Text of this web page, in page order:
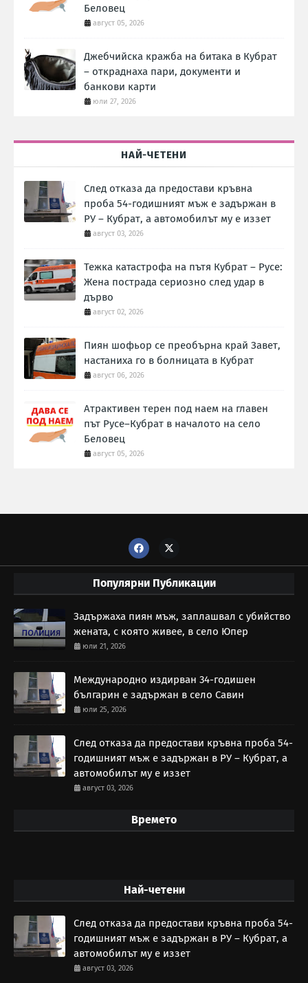
Беловец
август 05, 2026
Джебчийска кражба на битака в Кубрат
– откраднаха пари, документи и
банкови карти
юли 27, 2026
НАЙ-ЧЕТЕНИ
След отказа да предостави кръвна
проба 54-годишният мъж е задържан в
РУ – Кубрат, а автомобилът му е иззет
август 03, 2026
Тежка катастрофа на пътя Кубрат – Русе:
Жена пострада сериозно след удар в
дърво
август 02, 2026
Пиян шофьор се преобърна край Завет,
настаниха го в болницата в Кубрат
август 06, 2026
Атрактивен терен под наем на главен
път Русе–Кубрат в началото на село
Беловец
август 05, 2026
Популярни Публикации
Задържаха пиян мъж, заплашвал с убийство
жената, с която живее, в село Юпер
юли 21, 2026
Международно издирван 34-годишен
българин е задържан в село Савин
юли 25, 2026
След отказа да предостави кръвна проба 54-
годишният мъж е задържан в РУ – Кубрат, а
автомобилът му е иззет
август 03, 2026
Времето
Най-четени
След отказа да предостави кръвна проба 54-
годишният мъж е задържан в РУ – Кубрат, а
автомобилът му е иззет
август 03, 2026